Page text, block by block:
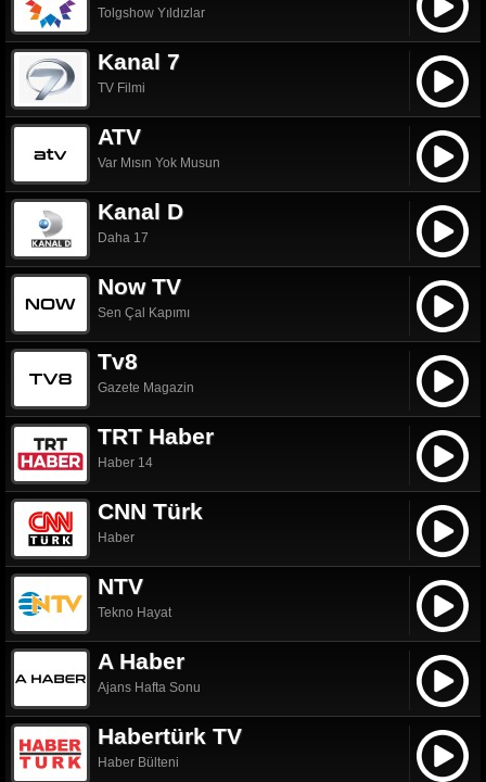
Tolgshow Yıldızlar
Kanal 7
TV Filmi
ATV
Var Mısın Yok Musun
Kanal D
Daha 17
Now TV
Sen Çal Kapımı
Tv8
Gazete Magazin
TRT Haber
Haber 14
CNN Türk
Haber
NTV
Tekno Hayat
A Haber
Ajans Hafta Sonu
Habertürk TV
Haber Bülteni